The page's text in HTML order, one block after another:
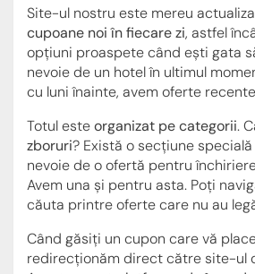
Site-ul nostru este mereu
cupoane noi în fiecare zi, astfel
opțiuni proaspete când ești gata
nevoie de un hotel în ultimul
cu luni înainte, avem oferte
Totul esteorganizat pe categorii.
zboruri? Există o secțiune
nevoie de o ofertă pentru
Avem una și pentru asta. Poți
căuta printre oferte care nu au
Când găsiți un cupon care vă
redirecționăm direct către site-ul